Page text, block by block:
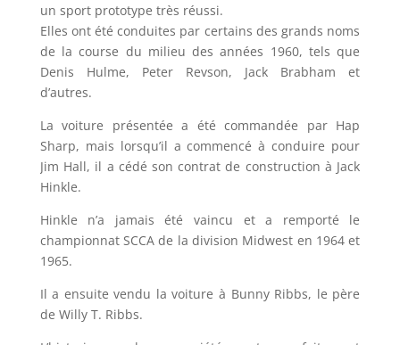
un sport prototype très réussi.
Elles ont été conduites par certains des grands noms
de la course du milieu des années 1960, tels que
Denis Hulme, Peter Revson, Jack Brabham et
d’autres.
La voiture présentée a été commandée par Hap
Sharp, mais lorsqu’il a commencé à conduire pour
Jim Hall, il a cédé son contrat de construction à Jack
Hinkle.
Hinkle n’a jamais été vaincu et a remporté le
championnat SCCA de la division Midwest en 1964 et
1965.
Il a ensuite vendu la voiture à Bunny Ribbs, le père
de Willy T. Ribbs.